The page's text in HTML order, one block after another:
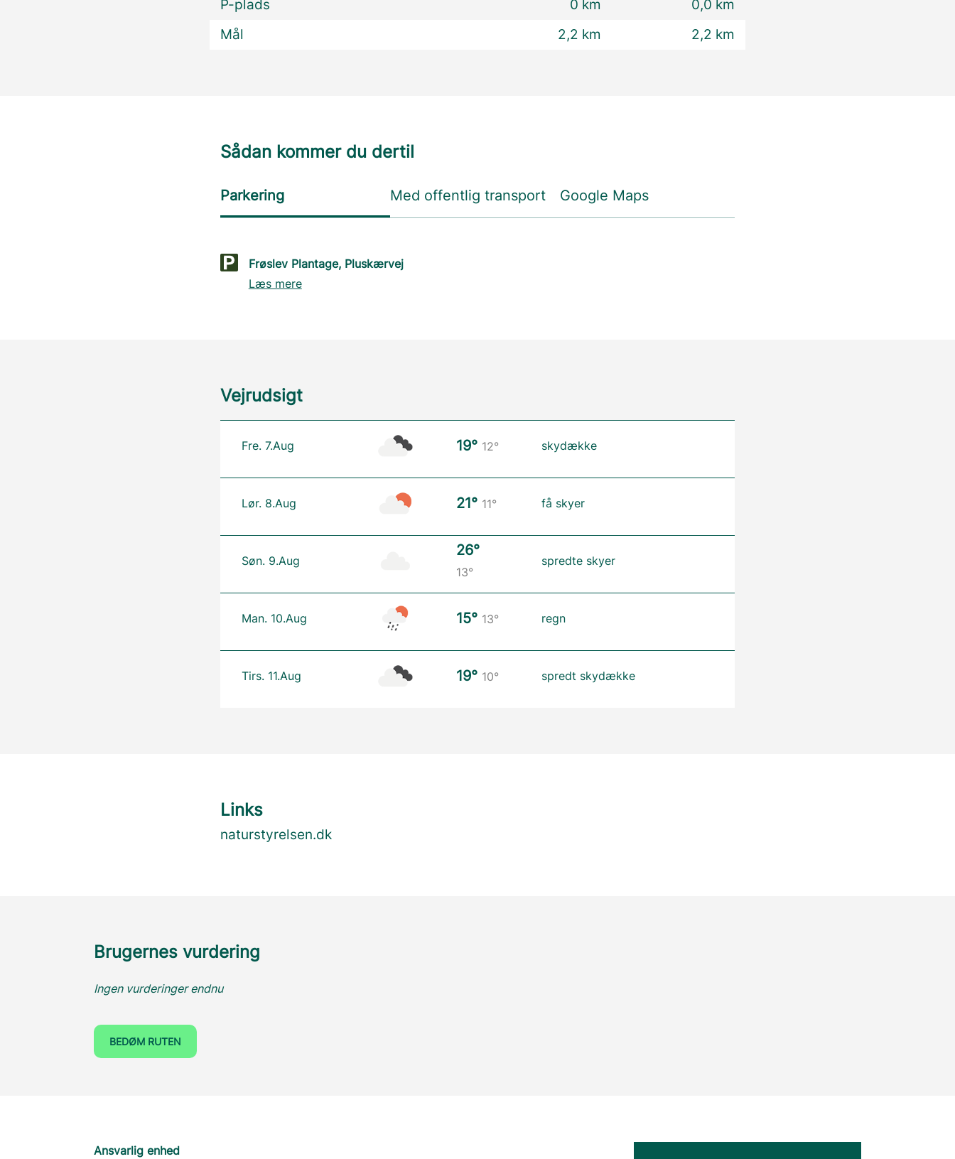
P-plads
0 km
0,0 km
Mål
2,2 km 2,2 km
Sådan kommer du dertil
Parkering Med offentlig transport Google Maps
Frøslev Plantage, Pluskærvej
Læs mere
Vejrudsigt
Fre. 7.Aug 19° 12° skydække
Lør. 8.Aug 21° 11° få skyer
Søn. 9.Aug
26°
13°
spredte skyer
Man. 10.Aug 15° 13° regn
Tirs. 11.Aug 19° 10° spredt skydække
Links
naturstyrelsen.dk
Brugernes vurdering
Ingen vurderinger endnu
BEDØM RUTEN
Ansvarlig enhed